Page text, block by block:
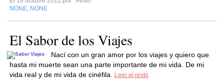
NONE NONE
El Sabor de los Viajes
Nací con un gran amor por los viajes y quiero que
hasta mi muerte sean una parte importante de mi vida. De mi
vida real y de mi vida de cinéfila.
Leer el resto